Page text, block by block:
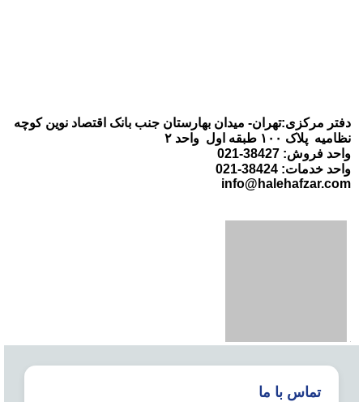
دفتر مرکزی:تهران- میدان بهارستان جنب بانک اقتصاد نوین کوچه
نظامیه پلاک ۱۰۰ طبقه اول واحد ۲
واحد فروش: 38427-021
واحد خدمات: 38424-021
info@halehafzar.com
تماس با ما